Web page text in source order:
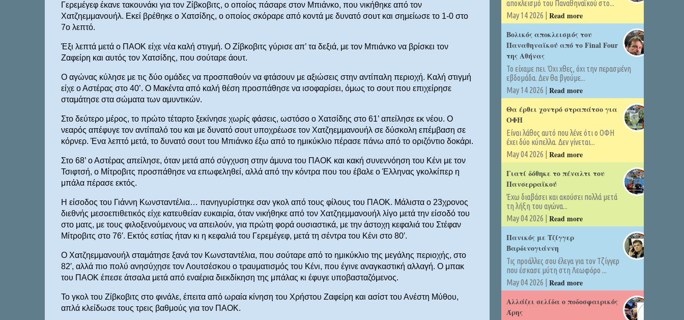
Γερεμέγεφ έκανε τακουνάκι για τον Ζίβκοβιτς, ο οποίος πάσαρε στον Μπιάνκο, που νικήθηκε από τον
Χατζηεμμανουήλ. Εκεί βρέθηκε ο Χατσίδης, ο οποίος σκόραρε από κοντά με δυνατό σουτ και σημείωσε το 1-0 στο
7ο λεπτό.
Έξι λεπτά μετά ο ΠΑΟΚ είχε νέα καλή στιγμή. Ο Ζίβκοβιτς γύρισε απ’ τα δεξιά, με τον Μπιάνκο να βρίσκει τον
Ζαφείρη και αυτός τον Χατσίδης, που σούταρε άουτ.
Ο αγώνας κύλησε με τις δύο ομάδες να προσπαθούν να φτάσουν με αξιώσεις στην αντίπαλη περιοχή. Καλή στιγμή
είχε ο Αστέρας στο 40’. Ο Μακέντα από καλή θέση προσπάθησε να ισοφαρίσει, όμως το σουτ που επιχείρησε
σταμάτησε στα σώματα των αμυντικών.
Στο δεύτερο μέρος, το πρώτο τέταρτο ξεκίνησε χωρίς φάσεις, ωστόσο ο Χατσίδης στο 61’ απείλησε εκ νέου. Ο
νεαρός απέφυγε τον αντίπαλό του και με δυνατό σουτ υποχρέωσε τον Χατζηεμμανουήλ σε δύσκολη επέμβαση σε
κόρνερ. Ένα λεπτό μετά, το δυνατό σουτ του Μπιάνκο έξω από το ημικύκλιο πέρασε πάνω από το οριζόντιο δοκάρι.
Στο 68’ ο Αστέρας απείλησε, όταν μετά από σύγχυση στην άμυνα του ΠΑΟΚ και κακή συνεννόηση του Κένι με τον
Τσιφτσή, ο Μίτροβιτς προσπάθησε να επωφεληθεί, αλλά από την κόντρα που του έβαλε ο Έλληνας γκολκίπερ η
μπάλα πέρασε εκτός.
Η είσοδος του Γιάννη Κωνσταντέλια… πανηγυρίστηκε σαν γκολ από τους φίλους του ΠΑΟΚ. Μάλιστα ο 23χρονος
διεθνής μεσοεπιθετικός είχε κατευθείαν ευκαιρία, όταν νικήθηκε από τον Χατζηεμμανουήλ λίγο μετά την είσοδό του
στο ματς, με τους φιλοξενούμενους να απειλούν, για πρώτη φορά ουσιαστικά, με την άστοχη κεφαλιά του Στέφαν
Μίτροβιτς στο 76′. Εκτός εστίας ήταν κι η κεφαλιά του Γερεμέγεφ, μετά τη σέντρα του Κένι στο 80′.
Ο Χατζηεμμανουήλ σταμάτησε ξανά τον Κωνσταντέλια, που σούταρε από το ημικύκλιο της μεγάλης περιοχής, στο
82′, αλλά πιο πολύ ανησύχησε τον Λουτσέσκου ο τραυματισμός του Κένι, που έγινε αναγκαστική αλλαγή. Ο μπακ
του ΠΑΟΚ έπεσε άτσαλα μετά από εναέρια διεκδίκηση της μπάλας κι έφυγε υποβασταζόμενος.
Το γκολ του Ζίβκοβιτς στο φινάλε, έπειτα από ωραία κίνηση του Χρήστου Ζαφείρη και ασίστ του Ανέστη Μύθου,
απλά κλείδωσε τους τρεις βαθμούς για τον ΠΑΟΚ.
αποκλεισμό του Παναθηναϊκού στο...
May 14 2026 | Read more
Βολικός αποκλεισμός του
Παναθηναϊκού από το Final Four
της Αθήνας
Το είχαμε πει. Όχι χθες, όχι την περασμένη
εβδομάδα. Δεν θα βγούμε...
May 14 2026 | Read more
Θα έρθει χοντρό στραπάτσο για
ΟΦΗ
Είναι λάθος αυτό που λένε ότι ο ΟΦΗ
έχει δύο κύπελλα. Δεν γίνεται...
May 04 2026 | Read more
Γιατί δόθηκε το πέναλτι του
Πανσερραϊκού
Έχω διαβάσει και ακούσει πολλά μετά
τη λήξη του αγώνα...
May 04 2026 | Read more
Πανικός με Τζίγγερ
Βαρδινογιάννη
Τις προάλλες σου έλεγα για τον Τζίγγερ
που έσκασε μύτη στη Λεωφόρο ...
May 04 2026 | Read more
Αλλάζει σελίδα ο ποδοσφαιρικός
Άρης